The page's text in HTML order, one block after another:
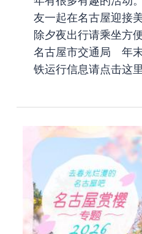
友一起在名古屋迎接
除夕夜出行请乘坐方
名古屋市交通局 年
铁运行信息请点击这